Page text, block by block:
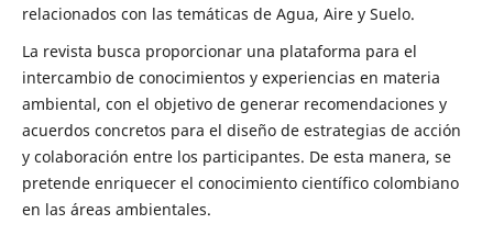
relacionados con las temáticas de Agua, Aire y Suelo.
La revista busca proporcionar una plataforma para el
intercambio de conocimientos y experiencias en materia
ambiental, con el objetivo de generar recomendaciones y
acuerdos concretos para el diseño de estrategias de acción
y colaboración entre los participantes. De esta manera, se
pretende enriquecer el conocimiento científico colombiano
en las áreas ambientales.